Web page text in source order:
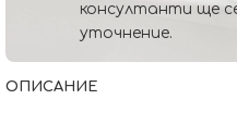
консултанти ще
уточнение.
ОПИСАНИЕ